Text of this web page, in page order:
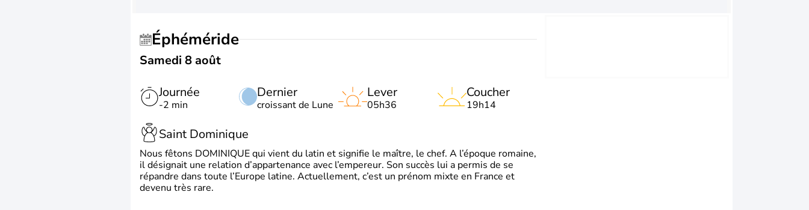
Éphéméride
Samedi 8 août
Journée
-2 min
Dernier
croissant de Lune
Lever
05h36
Coucher
19h14
Saint Dominique
Nous fêtons DOMINIQUE qui vient du latin et signifie le maître, le chef. A l’époque romaine,
il désignait une relation d’appartenance avec l’empereur. Son succès lui a permis de se
répandre dans toute l’Europe latine. Actuellement, c’est un prénom mixte en France et
devenu très rare.